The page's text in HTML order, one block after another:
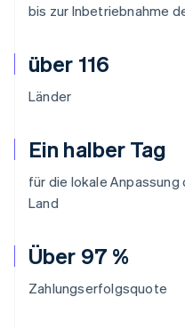
bis zur Inbetriebnahme
über 116
Länder
Ein halber Tag
für die lokale
Land
Über 97 %
Zahlungserfolgsquote